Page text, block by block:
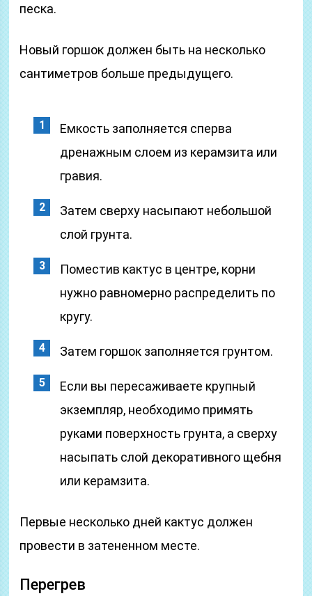
песка.
Новый горшок должен быть на несколько
сантиметров больше предыдущего.
Емкость заполняется сперва
дренажным слоем из керамзита или
гравия.
Затем сверху насыпают небольшой
слой грунта.
Поместив кактус в центре, корни
нужно равномерно распределить по
кругу.
Затем горшок заполняется грунтом.
Если вы пересаживаете крупный
экземпляр, необходимо примять
руками поверхность грунта, а сверху
насыпать слой декоративного щебня
или керамзита.
Первые несколько дней кактус должен
провести в затененном месте.
Перегрев